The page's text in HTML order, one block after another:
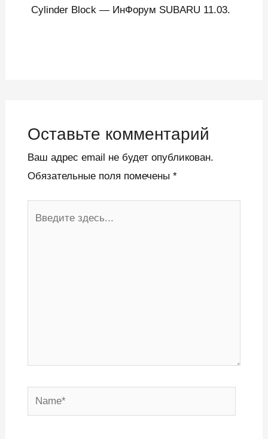
Cylinder Block — ИнФорум SUBARU 11.03.
Оставьте комментарий
Ваш адрес email не будет опубликован.
Обязательные поля помечены *
Name*